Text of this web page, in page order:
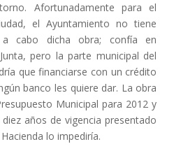
Afortunadamente para el
el Ayuntamiento no tiene
cabo dicha obra; confía en
pero la parte municipal del
que financiarse con un crédito
banco les quiere dar. La obra
Municipal para 2012 y
años de vigencia presentado
lo impediría.